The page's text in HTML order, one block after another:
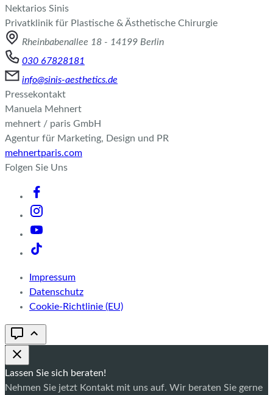
Nektarios Sinis
Privatklinik für Plastische & Ästhetische Chirurgie
Rheinbabenallee 18 - 14199 Berlin
030 67828181
info@sinis-aesthetics.de
Pressekontakt
Manuela Mehnert
mehnert / paris GmbH
Agentur für Marketing, Design und PR
mehnertparis.com
Folgen Sie Uns
Impressum
Datenschutz
Cookie-Richtlinie (EU)
Lassen Sie sich beraten!
Nehmen Sie jetzt Kontakt mit uns auf. Wir beraten Sie gerne